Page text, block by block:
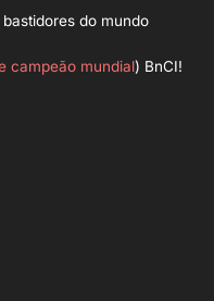
do mundo
campeão mundial) BnCI!